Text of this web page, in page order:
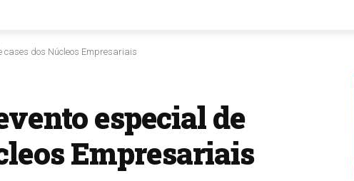
cases dos Núcleos Empresariais
especial de
Empresariais